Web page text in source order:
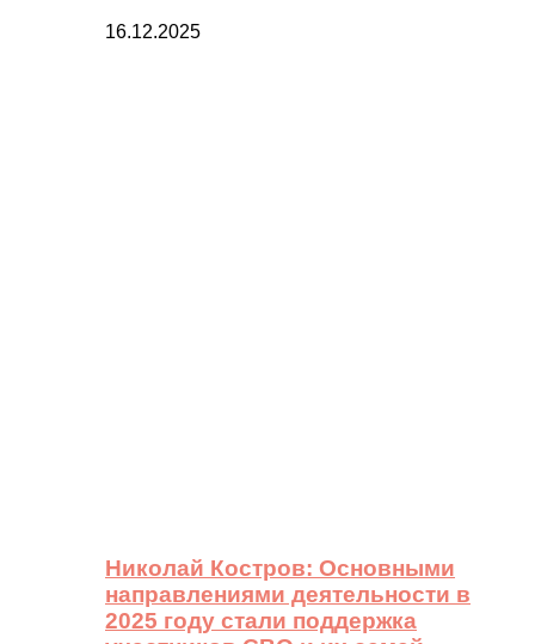
16.12.2025
Николай Костров: Основными
направлениями деятельности в
2025 году стали поддержка